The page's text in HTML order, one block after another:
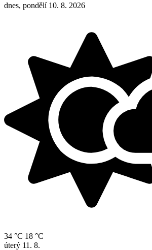
dnes, pondělí 10. 8. 2026
34 °C 18 °C
úterý 11. 8.